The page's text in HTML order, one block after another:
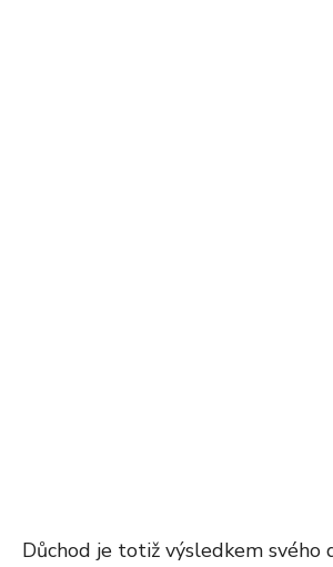
Důchod je totiž výsledkem svého